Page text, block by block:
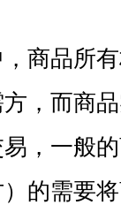
商品所
，而商
，一般
的需要